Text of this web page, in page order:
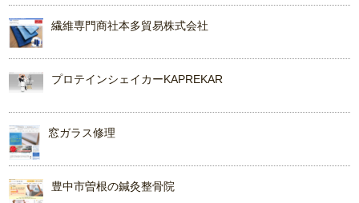
繊維専門商社本多貿易株式会社
プロテインシェイカーKAPREKAR
窓ガラス修理
豊中市曽根の鍼灸整骨院